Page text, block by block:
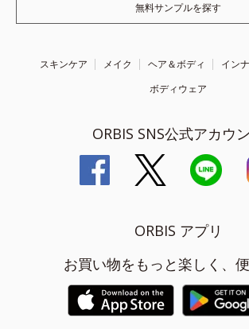
無料サンプルを探す
スキンケア メイク ヘア＆ボディ
イン
ボディウェア
ORBIS SNS公式アカウ
ORBIS アプリ
お買い物をもっと楽しく、便